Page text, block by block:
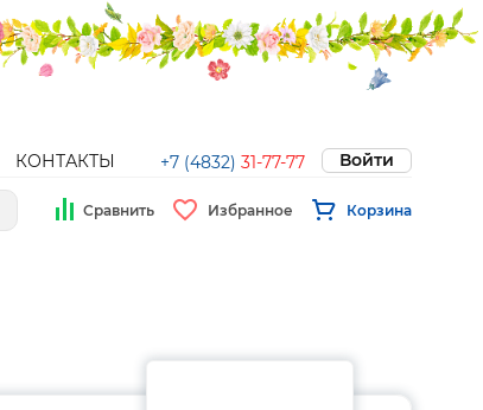
КОНТАКТЫ +7 (4832) 31-77-77 Войти
Сравнить Избранное Корзина